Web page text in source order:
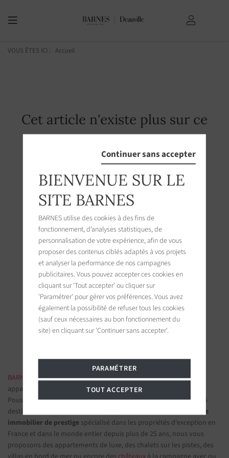
VOUS ÊTES ICI : Accueil
Cet article n'existe plus sur ce
serveur.
BARNES Deauville
5, Rue Hoche
14800 Deauville, France
Suivez-nous sur les réseaux sociaux
BARNES IMMOBILIER DE LUXE- Les plus belles demeures et
appartements de prestige
Poussez la porte d'une de nosagences immobilièresparmi nos 75
destinations et confiez-nous vos projets d’investissement.
Groupe
immobilier de prestige spécialisé dans les propriétés d'exception en
France et dans le monde entier depuis plus de 25 ans, nous vous
proposons des appartements de luxe, des chalets sur les pistes, des
Continuer sans accepter
BIENVENUE SUR LE
SITE BARNES
BARNES utilise des cookies à des fins de
fonctionnement, d’analyses statistiques, de
personnalisation de votre expérience, afin de vous
proposer des contenus ciblés adaptés à vos projets
et analyser la performance de nos campagnes
publicitaires. Vous pouvez accepter ces cookies en
cliquant sur 'Tout accepter' ou cliquer sur
'Paramétrer' pour gérer vos préférences. Vous avez
également la possibilité de refuser tous les cookies
(sauf ceux nécessaires au bon fonctionnement du
site) en cliquant sur 'Continuer sans accepter'.
PARAMÉTRER
TOUT ACCEPTER